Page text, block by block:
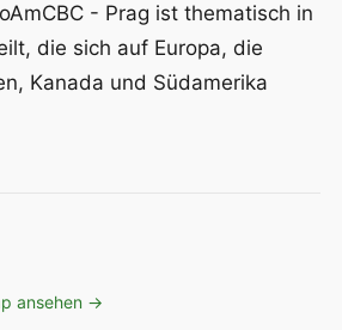
- Prag ist thematisch in
die sich auf Europa, die
Kanada und Südamerika
ansehen →